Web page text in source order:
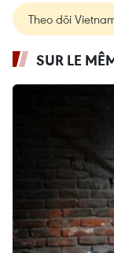
Theo dõi
SUR LE